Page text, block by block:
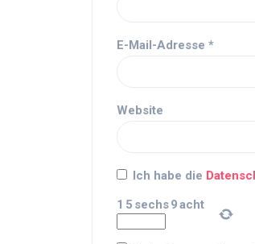
E-Mail-Adresse *
Website
Ich habe die
1 5 sechs9acht